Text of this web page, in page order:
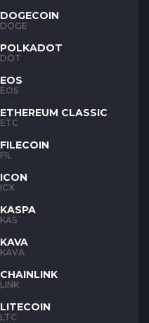
DOGECOIN
DOGE
POLKADOT
DOT
EOS
EOS
ETHEREUM CLASSIC
ETC
FILECOIN
FIL
ICON
ICX
KASPA
KAS
KAVA
KAVA
CHAINLINK
LINK
LITECOIN
LTC